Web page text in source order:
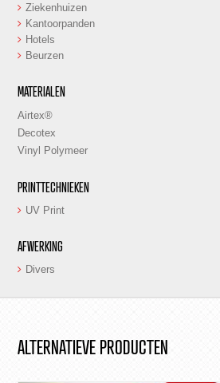
Ziekenhuizen
Kantoorpanden
Hotels
Beurzen
MATERIALEN
Airtex®
Decotex
Vinyl Polymeer
PRINTTECHNIEKEN
UV Print
AFWERKING
Divers
ALTERNATIEVE PRODUCTEN